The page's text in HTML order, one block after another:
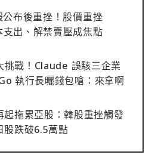
布後重挫！股價重挫
出、解禁賣壓成焦點
挑戰！Claude 誤駭三企業
執行長曬錢包嗆：來拿啊
起拖累亞股：韓股重挫觸發
股跌破6.5萬點